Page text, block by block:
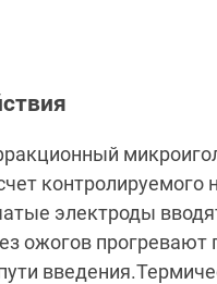
контролируемого
электроды
ожогов прогревают